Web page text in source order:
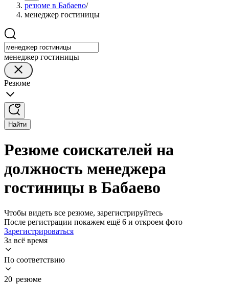
резюме в Бабаево/
менеджер гостиницы
менеджер гостиницы
Резюме
Найти
Резюме соискателей на
должность менеджера
гостиницы в Бабаево
Чтобы видеть все резюме, зарегистрируйтесь
После регистрации покажем ещё 6 и откроем фото
Зарегистрироваться
За всё время
По соответствию
20 резюме